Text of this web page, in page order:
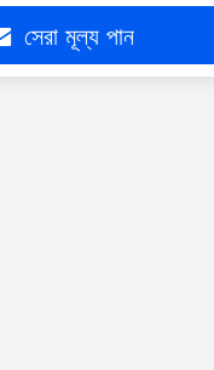
সেরা মূল্য পান